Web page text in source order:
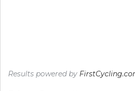
Results powered by